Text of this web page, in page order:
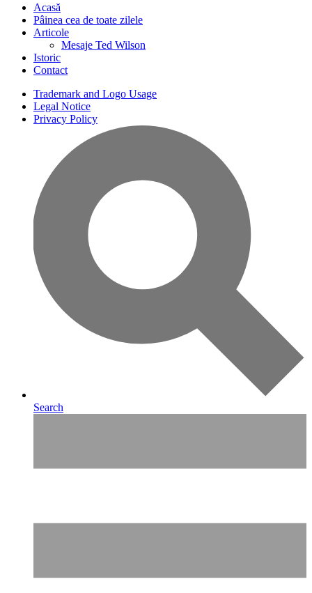
Acasă
Pâinea cea de toate zilele
Articole
Mesaje Ted Wilson
Istoric
Contact
Trademark and Logo Usage
Legal Notice
Privacy Policy
Search